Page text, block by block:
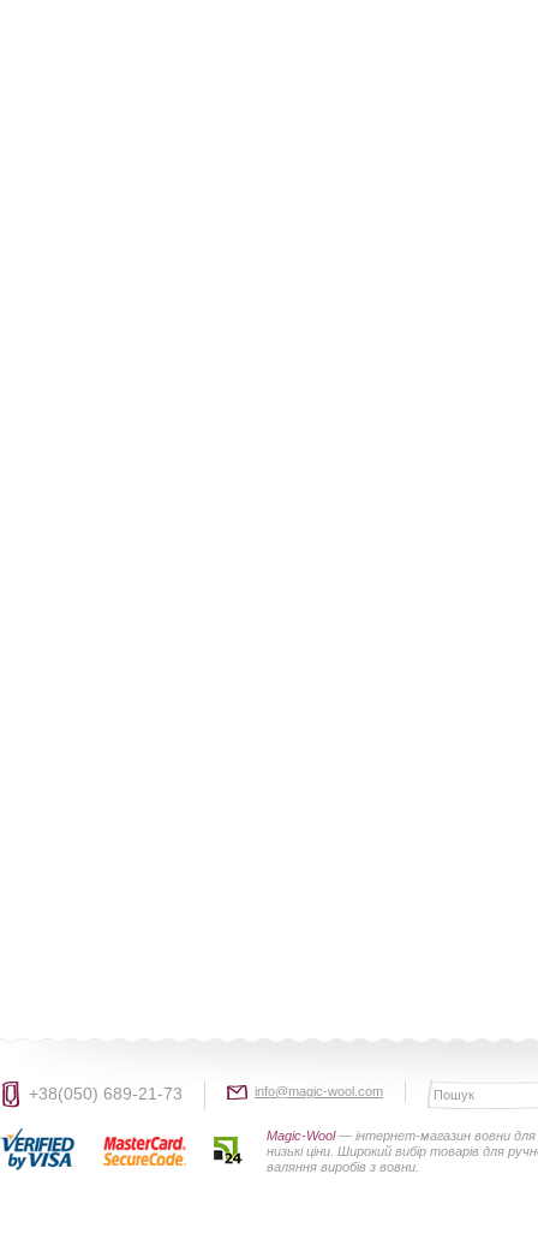
+38(050) 689-21-73 info@magic-wool.com
Magic-Wool— інтернет-магазин вовни
низькі ціни. Широкий вибір товарів для
валяння виробів з вовни.